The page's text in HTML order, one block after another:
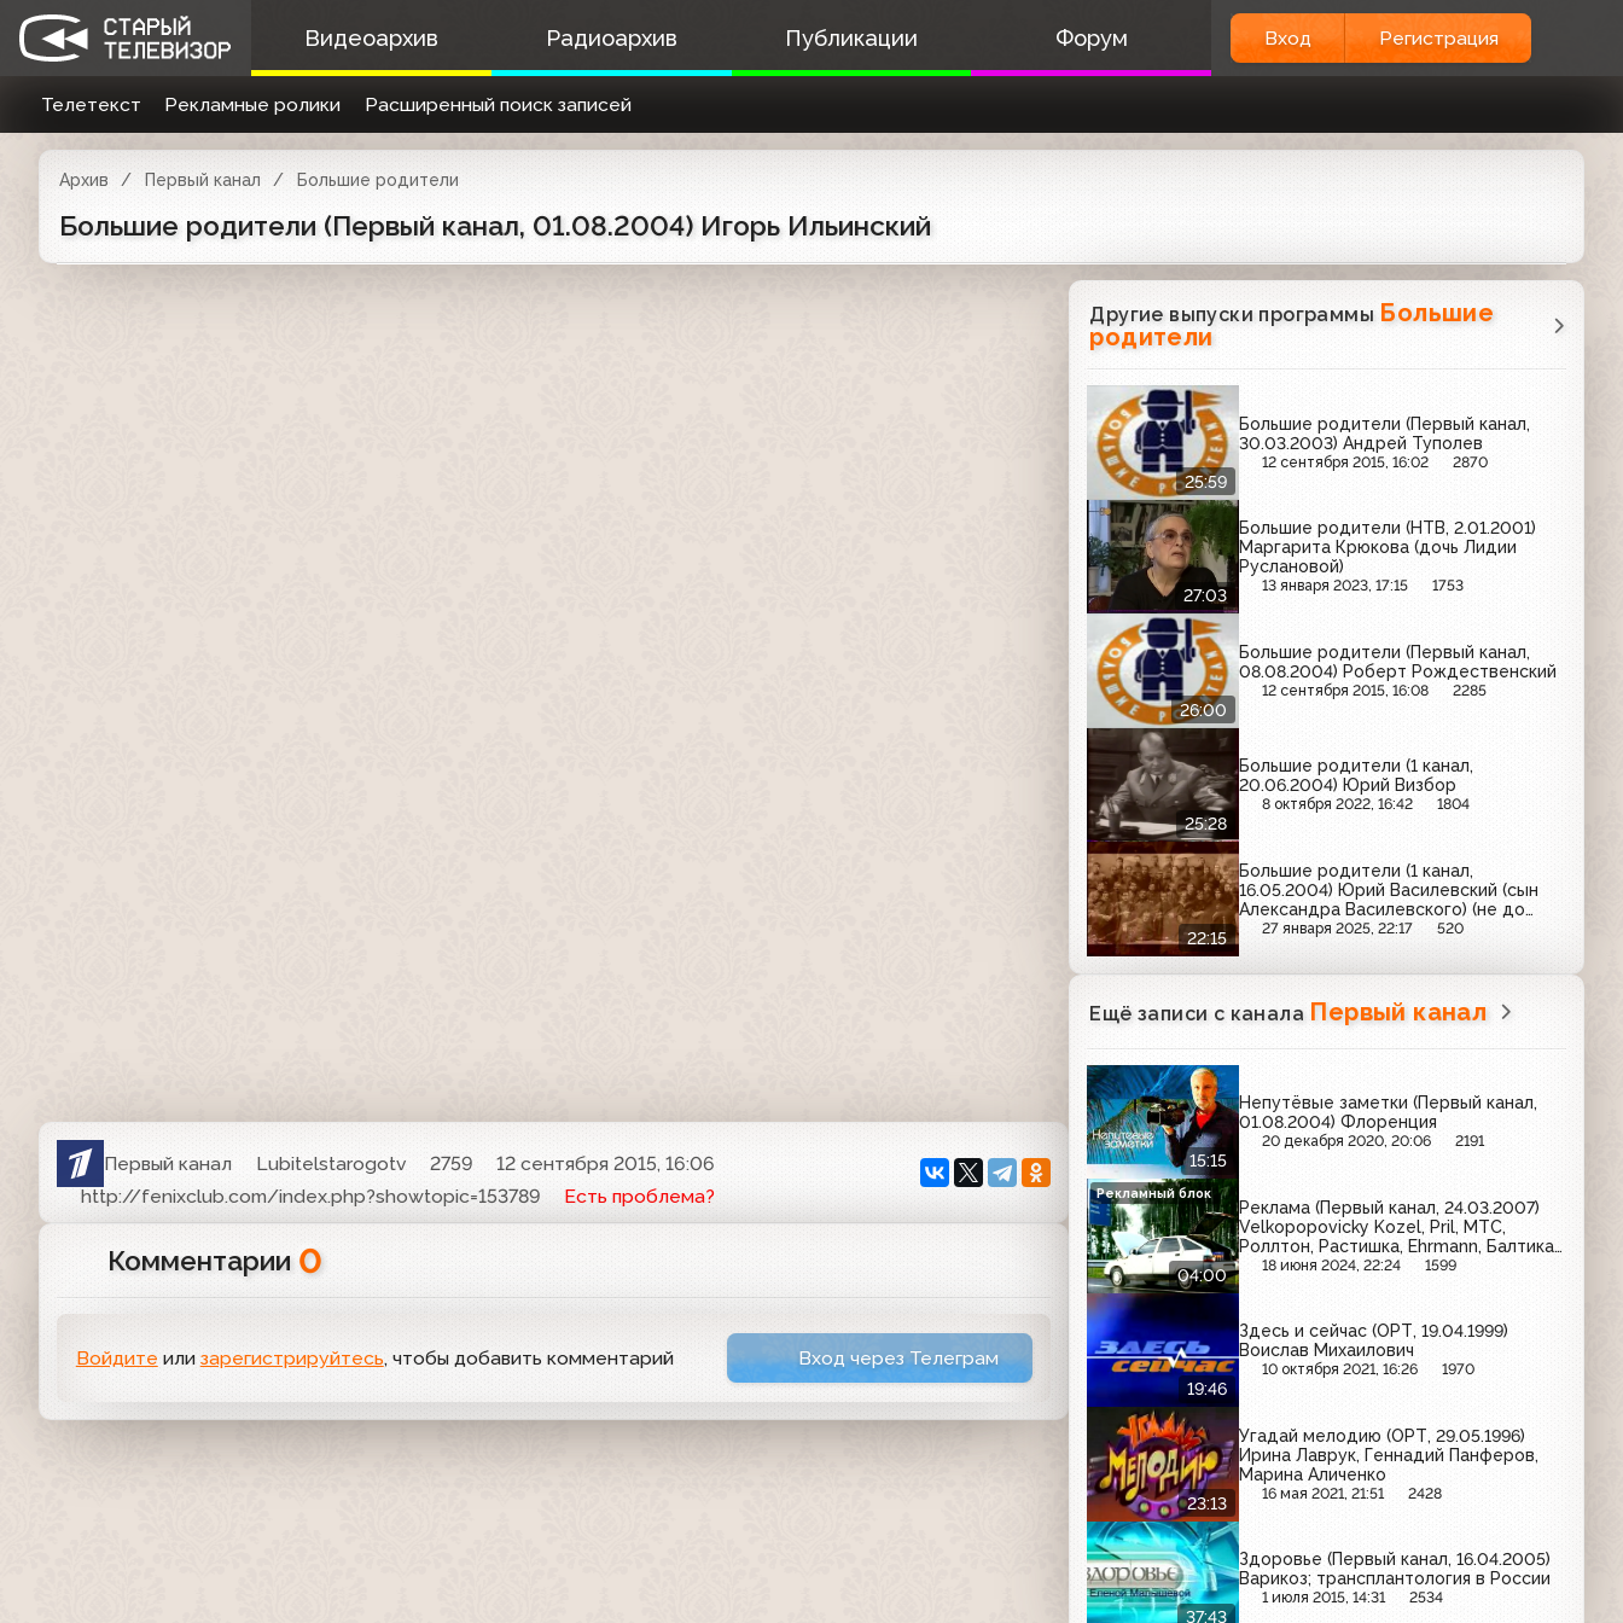
Видеоархив Радиоархив Публикации Форум Вход Регистрация
Телетекст Рекламные ролики Расширенный поиск записей
Архив Первый канал Большие родители
Большие родители (Первый канал, 01.08.2004) Игорь Ильинский
Первый канал Lubitelstarogotv 2759
12 сентября 2015, 16:06
http://fenixclub.com/index.php?showtopic=153789
Есть проблема?
Комментарии 0
Войдите или зарегистрируйтесь, чтобы добавить комментарий Вход через Телеграм
Другие выпуски программы Большие
родители
25:59
Большие родители (Первый канал,
30.03.2003) Андрей Туполев
12 сентября 2015, 16:02 2870
27:03
Большие родители (НТВ, 2.01.2001)
Маргарита Крюкова (дочь Лидии
Руслановой)
13 января 2023, 17:15 1753
26:00
Большие родители (Первый канал,
08.08.2004) Роберт Рождественский
12 сентября 2015, 16:08 2285
25:28
Большие родители (1 канал,
20.06.2004) Юрий Визбор
8 октября 2022, 16:42 1804
22:15
Большие родители (1 канал,
16.05.2004) Юрий Василевский (сын
Александра Василевского) (не до
конца)
27 января 2025, 22:17 520
Ещё записи с канала Первый канал
15:15
Непутёвые заметки (Первый канал,
01.08.2004) Флоренция
20 декабря 2020, 20:06 2191
04:00
Реклама (Первый канал, 24.03.2007)
Velkopopovicky Kozel, Pril, МТС,
Роллтон, Растишка, Ehrmann, Балтика,
Билайн, Losk, Nestle for men
18 июня 2024, 22:24 1599
Рекламный блок
19:46
Здесь и сейчас (ОРТ, 19.04.1999)
Воислав Михаилович
10 октября 2021, 16:26 1970
23:13
Угадай мелодию (ОРТ, 29.05.1996)
Ирина Лаврук, Геннадий Панферов,
Марина Аличенко
16 мая 2021, 21:51 2428
37:43
Здоровье (Первый канал, 16.04.2005)
Варикоз; трансплантология в России
1 июля 2015, 14:31 2534